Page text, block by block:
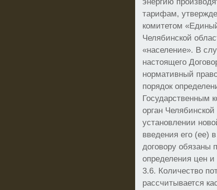
тарифам,
комитетом
Челябинской
«население». В
настоящего
нормативный
порядок
Государственным
орган
установлении
введения его (ее)
договору обязаны
определения цен
3.6. Количество
рассчитывается